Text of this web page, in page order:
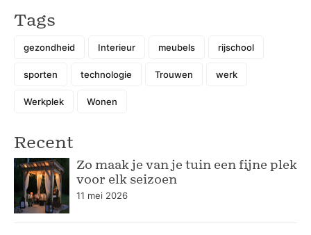
Tags
gezondheid Interieur meubels rijschool
sporten technologie Trouwen werk
Werkplek Wonen
Recent
Zo maak je van je tuin een fijne plek
voor elk seizoen
11 mei 2026